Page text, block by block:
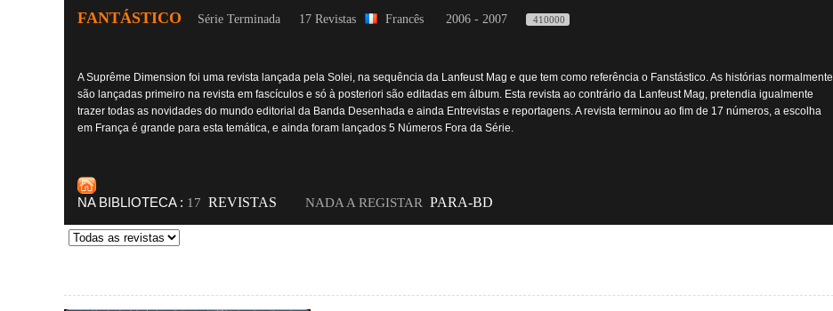
FANTÁSTICO Série Terminada 17 Revistas Francês 2006 - 2007 410000
A Suprême Dimension foi uma revista lançada pela Solei, na sequência da Lanfeust Mag e que tem como referência o Fanstástico. As histórias normalmente
são lançadas primeiro na revista em fascículos e só à posteriori são editadas em álbum. Esta revista ao contrário da Lanfeust Mag, pretendia igualmente
trazer todas as novidades do mundo editorial da Banda Desenhada e ainda Entrevistas e reportagens. A revista terminou ao fim de 17 números, a escolha
em França é grande para esta temática, e ainda foram lançados 5 Números Fora da Série.
NA BIBLIOTECA : 17 REVISTAS NADA A REGISTAR PARA-BD